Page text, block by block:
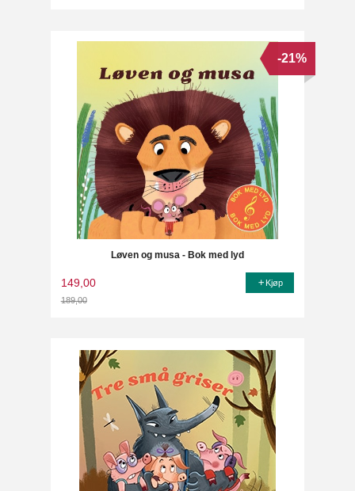
Løven og musa - Bok med lyd
149,00
189,00
-21%
Kjøp